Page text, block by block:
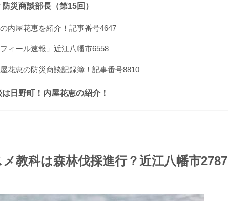
災商談部長（第15回）
内屋花恵を紹介！記事番号4647
ィール速報」近江八幡市6558
花恵の防災商談記録簿！記事番号8810
日野町！内屋花恵の紹介！
教科は森林伐採進行？近江八幡市2787